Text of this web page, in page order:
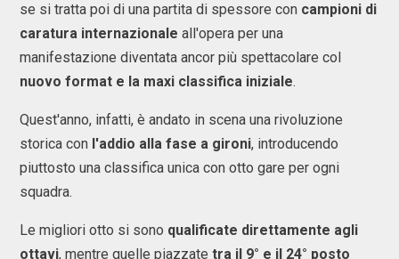
se si tratta poi di una partita di spessore con campioni di
caratura internazionale all'opera per una
manifestazione diventata ancor più spettacolare col
nuovo format e la maxi classifica iniziale.
Quest'anno, infatti, è andato in scena una rivoluzione
storica con l'addio alla fase a gironi, introducendo
piuttosto una classifica unica con otto gare per ogni
squadra.
Le migliori otto si sono qualificate direttamente agli
ottavi, mentre quelle piazzate tra il 9° e il 24° posto